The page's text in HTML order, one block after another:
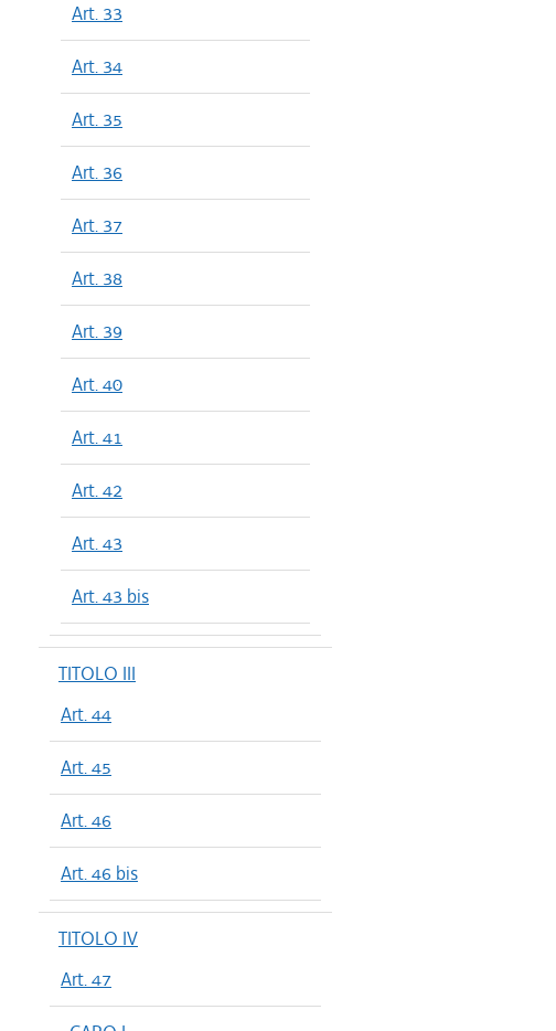
Art. 33
Art. 34
Art. 35
Art. 36
Art. 37
Art. 38
Art. 39
Art. 40
Art. 41
Art. 42
Art. 43
Art. 43 bis
TITOLO III
Art. 44
Art. 45
Art. 46
Art. 46 bis
TITOLO IV
Art. 47